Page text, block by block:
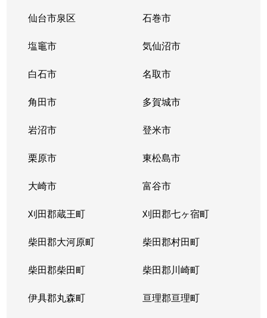
大和町
卸町(宮城)
大和町
卸町(宮城)
大和町
卸町(宮城)
大和町
卸町(宮城)
大和町
卸町(宮城)
大和町
卸町(宮城)
弓ノ町
河原町(宮城)
連坊
3,800万円 仙台
若林
1,200万円 河原町(宮城)
若林
1,100万円 河原町(宮城)
若林
2,000万円 河原町(宮城)
仙台市泉区 石巻市
塩竈市 気仙沼市
白石市 名取市
角田市 多賀城市
岩沼市 登米市
栗原市 東松島市
大崎市 富谷市
刈田郡蔵王町 刈田郡七ヶ宿町
柴田郡大河原町 柴田郡村田町
柴田郡柴田町 柴田郡川崎町
伊具郡丸森町 亘理郡亘理町